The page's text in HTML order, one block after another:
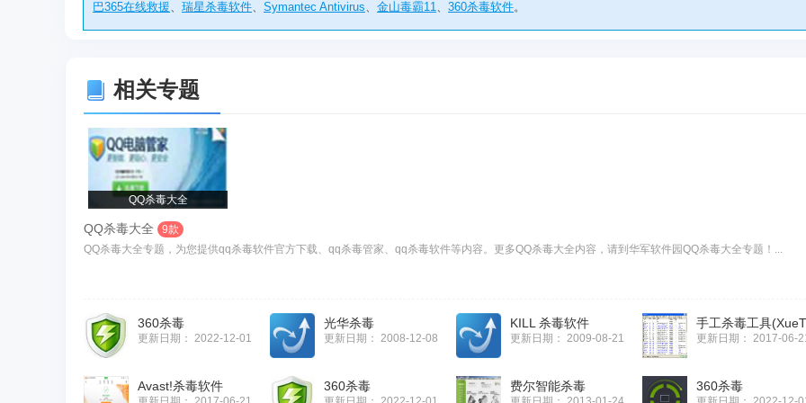
巴365在线救援、 瑞星杀毒软件、 Symantec Antivirus、 金山毒霸11、 360杀毒软件。
相关专题
QQ杀毒大全
QQ杀毒大全
9款
QQ杀毒大全专题，为您提供qq杀毒软件官方下载、qq杀毒管家、qq杀毒软件等内容。更多QQ杀毒大全内容，请到华军软件园QQ杀毒大全专题！...
360杀毒
更新日期： 2022-12-01
光华杀毒
更新日期： 2008-12-08
KILL 杀毒软件
更新日期： 2009-08-21
手工杀毒工具
更新日期： 2017-06-
Avast!杀毒软件 360杀毒 费尔智能杀毒 360杀毒